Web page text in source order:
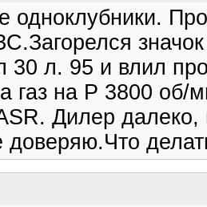
одноклубники.
30 л. 95 и влил
газ на Р 3800 об/
Дилер
доверяю.Что